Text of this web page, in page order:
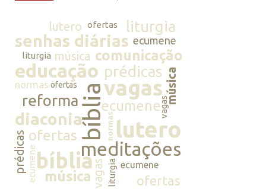
lutero ofertas liturgia
senhas diárias ecumene
liturgia música comunicação
educação prédicasmúsica
normas ofertasbíbliavagas
reforma
diaconia
ecumenevagas
prédicas ofertas normaslutero
meditações
ecumenebíblia
músicavagasliturgia ecumene
ofertas